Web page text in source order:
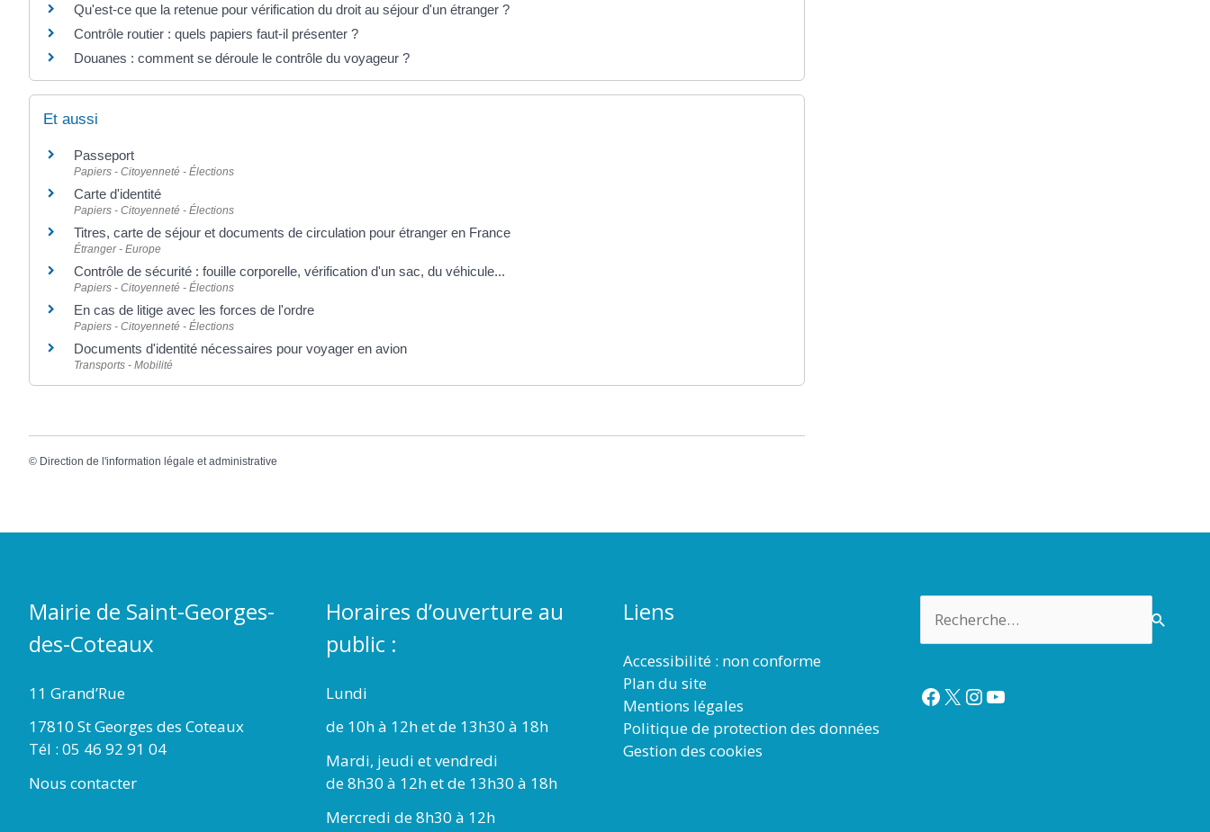
Qu'est-ce que la retenue pour vérification du droit au séjour d'un étranger ?
Contrôle routier : quels papiers faut-il présenter ?
Douanes : comment se déroule le contrôle du voyageur ?
Et aussi
Passeport
Papiers - Citoyenneté - Élections
Carte d'identité
Papiers - Citoyenneté - Élections
Titres, carte de séjour et documents de circulation pour étranger en France
Étranger - Europe
Contrôle de sécurité : fouille corporelle, vérification d'un sac, du véhicule...
Papiers - Citoyenneté - Élections
En cas de litige avec les forces de l'ordre
Papiers - Citoyenneté - Élections
Documents d'identité nécessaires pour voyager en avion
Transports - Mobilité
© Direction de l'information légale et administrative
Mairie de Saint-Georges-
des-Coteaux
11 Grand’Rue
17810 St Georges des Coteaux
Tél : 05 46 92 91 04
Nous contacter
Horaires d’ouverture au
public :
Lundi
de 10h à 12h et de 13h30 à 18h
Mardi, jeudi et vendredi
de 8h30 à 12h et de 13h30 à 18h
Mercredi de 8h30 à 12h
Liens
Accessibilité : non conforme
Plan du site
Mentions légales
Politique de protection des données
Gestion des cookies
Facebook
X Instagram
YouTube